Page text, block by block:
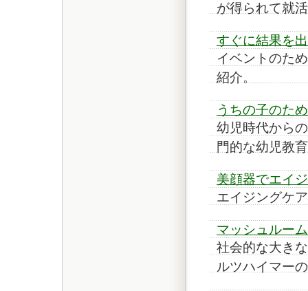
が得られて就
すぐに結果を
イベントのた
紹介。
うちの子のた
幼児時代から
門的な幼児教
美顔器でエイ
エイジングケ
マッシュルー
社会的な大き
ルツハイマー